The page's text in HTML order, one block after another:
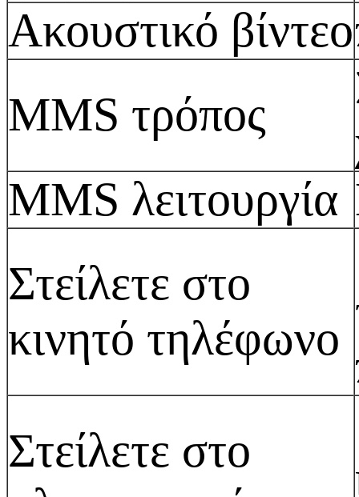
Ακουστικό βίντεο
MMS τρόπος
MMS λειτουργία
Στείλετε στο
κινητό τηλέφωνο
Στείλετε στο